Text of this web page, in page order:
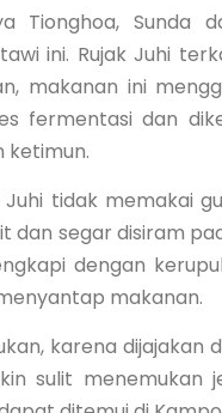
Tionghoa, Sunda
ini. Rujak Juhi
makanan ini
fermentasi dan
ketimun.
tidak memakai
dan segar disiram
dengan
makanan.
karena
sulit menemukan